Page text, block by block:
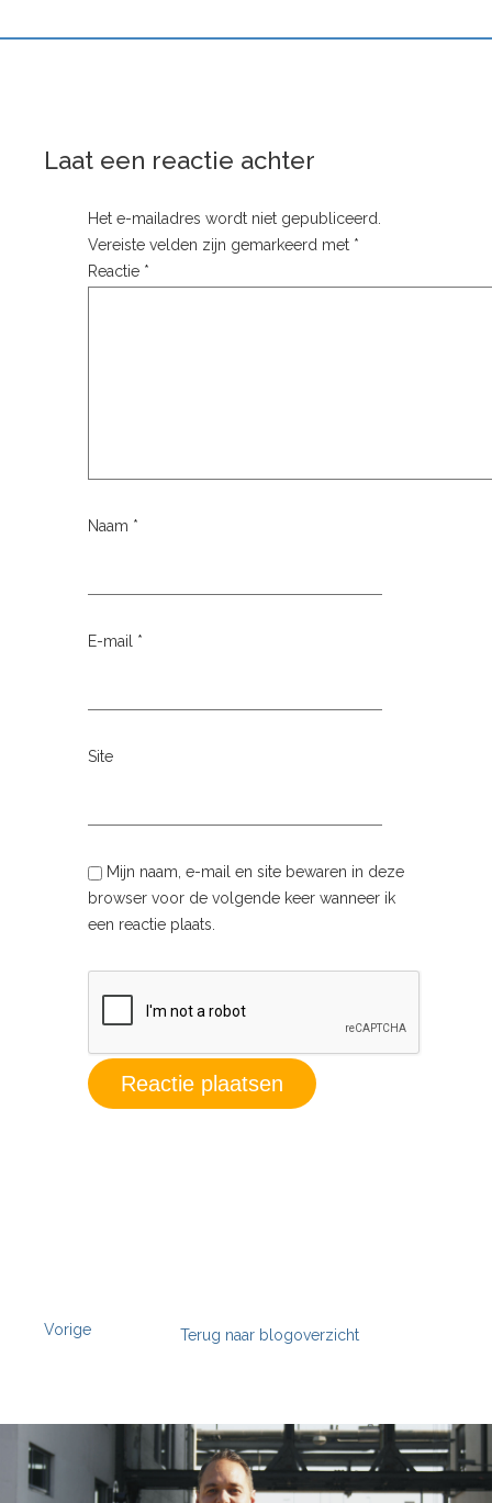
Laat een reactie achter
Het e-mailadres wordt niet gepubliceerd.
Vereiste velden zijn gemarkeerd met *
Reactie *
Naam *
E-mail *
Site
Mijn naam, e-mail en site bewaren in deze
browser voor de volgende keer wanneer ik
een reactie plaats.
Vorige Terug naar blogoverzicht